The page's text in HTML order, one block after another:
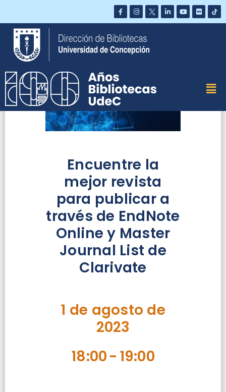
Saltar
contenido
Encuentre la
mejor revista
para publicar a
través de EndNote
Online y Master
Journal List de
Clarivate
1 de agosto de
2023
18:00- 19:00